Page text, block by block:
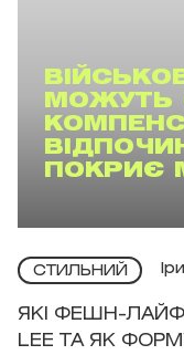
МОЖУТЬ
ПОКРИЄ
СТИЛЬНИЙ
ЯКІ ФЕШН-
LEE ТА ЯК